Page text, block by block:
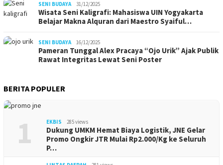
SENI BUDAYA 31/12/2025
Wisata Seni Kaligrafi: Mahasiswa UIN Yogyakarta
Belajar Makna Alquran dari Maestro Syaiful…
SENI BUDAYA 16/12/2025
Pameran Tunggal Alex Pracaya “Ojo Urik” Ajak Publik
Rawat Integritas Lewat Seni Poster
BERITA POPULER
1 EKBIS 285 views
Dukung UMKM Hemat Biaya Logistik, JNE Gelar
Promo Ongkir JTR Mulai Rp2.000/Kg ke Seluruh
P…